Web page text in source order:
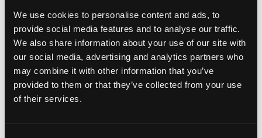
We use cookies to personalise content and ads, to
provide social media features and to analyse our traffic.
We also share information about your use of our site with
our social media, advertising and analytics partners who
may combine it with other information that you’ve
provided to them or that they’ve collected from your use
of their services.
morceau du tronc. Le bois de revêtement
est uniforme et se démarque
particulièrement dans des teintes foncées.
Rien ne peut troubler l'harmonie du bois de
cette table monolithique exempte de
jointures dont le purisme élégant requiert
une fabrication de haute précision. Le